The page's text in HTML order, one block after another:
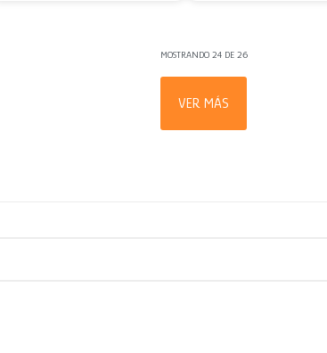
MOSTRANDO 24DE 26
VER MÁS